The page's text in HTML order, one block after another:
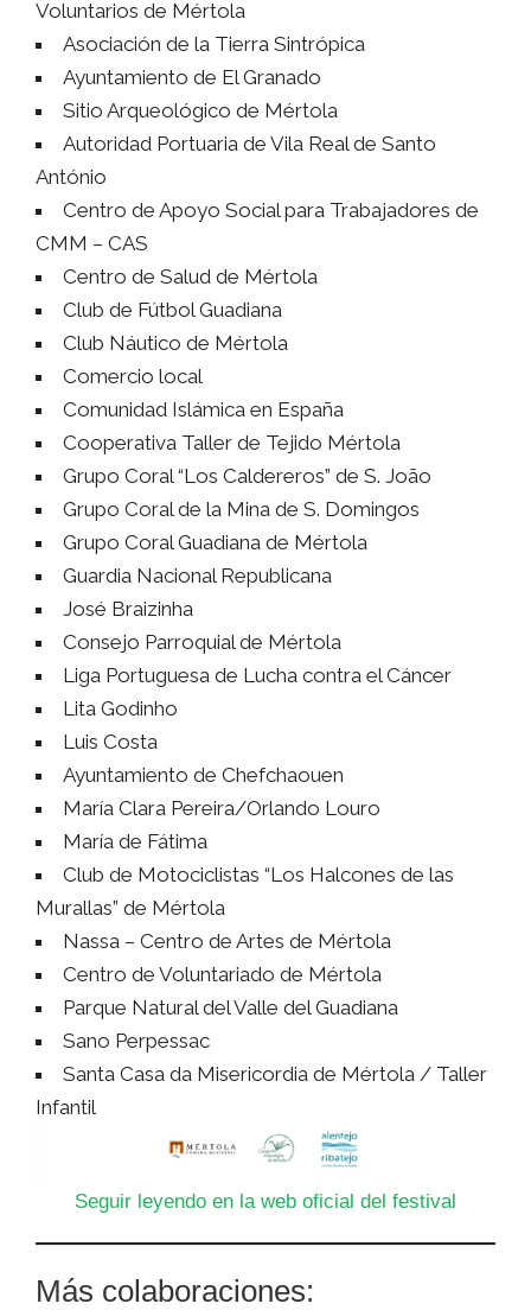
Voluntarios de Mértola
Asociación de la Tierra Sintrópica
Ayuntamiento de El Granado
Sitio Arqueológico de Mértola
Autoridad Portuaria de Vila Real de Santo
António
Centro de Apoyo Social para Trabajadores de
CMM – CAS
Centro de Salud de Mértola
Club de Fútbol Guadiana
Club Náutico de Mértola
Comercio local
Comunidad Islámica en España
Cooperativa Taller de Tejido Mértola
Grupo Coral “Los Caldereros” de S. João
Grupo Coral de la Mina de S. Domingos
Grupo Coral Guadiana de Mértola
Guardia Nacional Republicana
José Braizinha
Consejo Parroquial de Mértola
Liga Portuguesa de Lucha contra el Cáncer
Lita Godinho
Luis Costa
Ayuntamiento de Chefchaouen
María Clara Pereira/Orlando Louro
María de Fátima
Club de Motociclistas “Los Halcones de las
Murallas” de Mértola
Nassa – Centro de Artes de Mértola
Centro de Voluntariado de Mértola
Parque Natural del Valle del Guadiana
Sano Perpessac
Santa Casa da Misericordia de Mértola / Taller
Infantil
Seguir leyendo en la web oficial del festival
Más colaboraciones: